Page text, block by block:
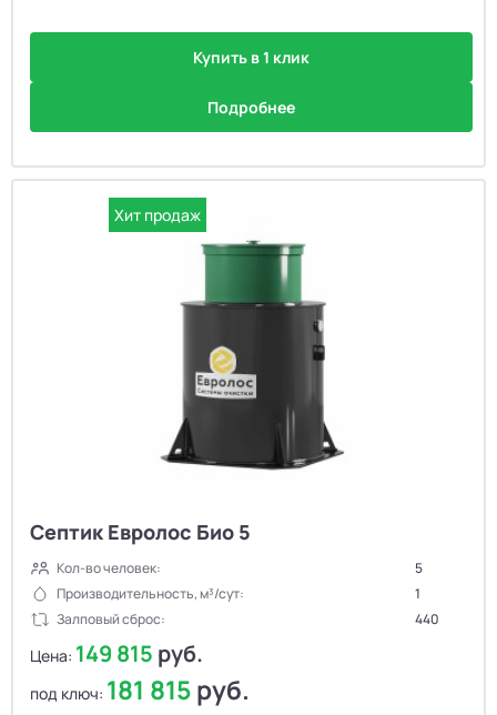
Купить в 1 клик
Подробнее
Хит продаж
Септик Евролос Био 5
Кол-во человек:
5
Производительность, м³/сут:
1
Залповый сброс:
440
Цена: 149 815 руб.
под ключ: 181 815руб.